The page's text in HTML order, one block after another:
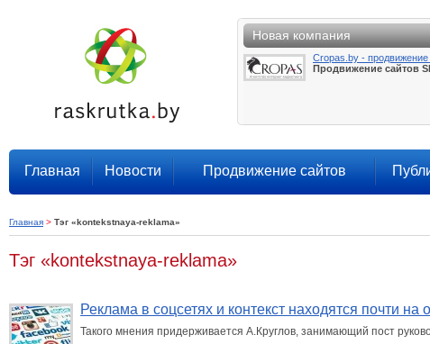
Новая компания
Cropas.by - продвижение
Продвижение сайтов
Главная Новости Продвижение сайтов
Главная > Тэг «kontekstnaya-reklama»
Тэг «kontekstnaya-reklama»
Реклама в соцсетях и контекст находятся почти
Такого мнения придерживается А.Круглов, занимающий пост